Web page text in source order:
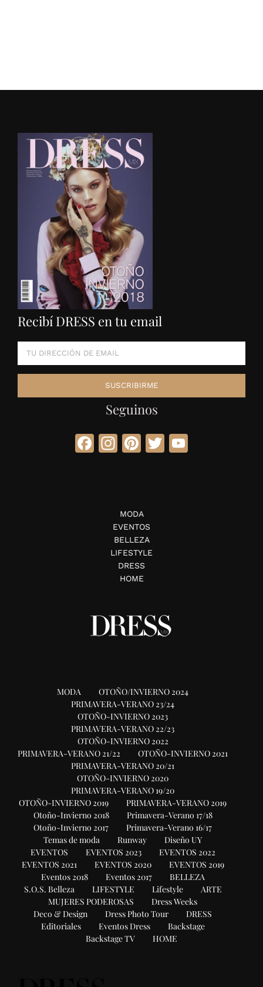
Recibí DRESS en tu email
Seguinos
Facebook
Instagram
Pinterest
Twitter
MODA
EVENTOS
BELLEZA
LIFESTYLE
DRESS
HOME
MODA
OTOÑO/INVIERNO 2024
PRIMAVERA-VERANO 23/24
OTOÑO-INVIERNO 2023
PRIMAVERA-VERANO 22/23
OTOÑO-INVIERNO 2022
PRIMAVERA-VERANO 21/22
OTOÑO-INVIERNO 2021
PRIMAVERA-VERANO 20/21
OTOÑO-INVIERNO 2020
PRIMAVERA-VERANO 19/20
OTOÑO-INVIERNO 2019
PRIMAVERA-VERANO 2019
Otoño-Invierno 2018
Primavera-Verano 17/18
Otoño-Invierno 2017
Primavera-Verano 16/17
Temas de moda
Runway
Diseño UY
EVENTOS
EVENTOS 2023
EVENTOS 2022
EVENTOS 2021
EVENTOS 2020
EVENTOS 2019
Eventos 2018
Eventos 2017
BELLEZA
S.O.S. Belleza
LIFESTYLE Lifestyle
ARTE
MUJERES PODEROSAS
Dress Weeks
Deco & Design
Dress Photo Tour
DRESS
Editoriales
Eventos Dress
Backstage
Backstage TV
HOME